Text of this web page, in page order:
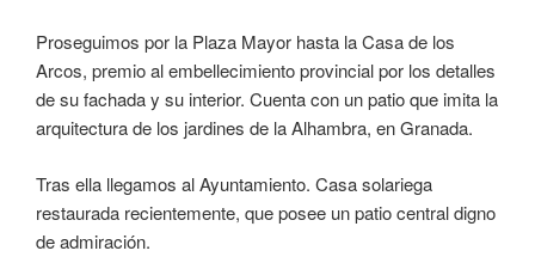
Proseguimos por la Plaza Mayor hasta la Casa de los
Arcos, premio al embellecimiento provincial por los detalles
de su fachada y su interior. Cuenta con un patio que imita la
arquitectura de los jardines de la Alhambra, en Granada.
Tras ella llegamos al Ayuntamiento. Casa solariega
restaurada recientemente, que posee un patio central digno
de admiración.